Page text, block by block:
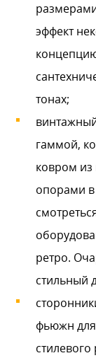
эффект
тонах;
гаммой,
ковром из
опорами в
ретро.
стильный
фьюжн для